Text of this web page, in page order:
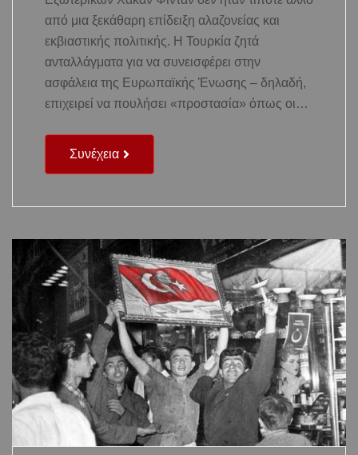
από μια ξεκάθαρη επίδειξη αλαζονείας και
εκβιαστικής πολιτικής. Η Τουρκία ζητά
ανταλλάγματα για να συνεισφέρει στην
ασφάλεια της Ευρωπαϊκής Ένωσης – δηλαδή,
επιχειρεί να πουλήσει «προστασία» όπως οι…
Συνέχεια